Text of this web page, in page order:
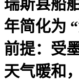
瑞斯县船
年简化为
前提：受
天气暖和